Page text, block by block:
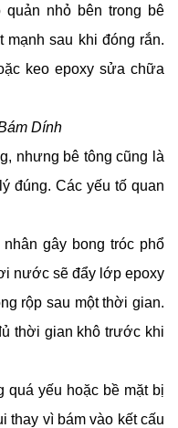
quản nhỏ bên trong bê
sau khi đóng rắn.
keo epoxy sửa chữa
Dính
nhưng bê tông cũng là
đúng. Các yếu tố quan
gây bong tróc phổ
nước sẽ đẩy lớp epoxy
rộp sau một thời gian.
thời gian khô trước khi
quá yếu hoặc bề mặt bị
thay vì bám vào kết cấu